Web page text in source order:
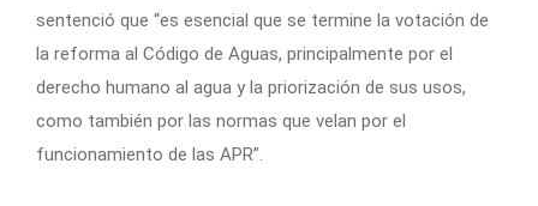
sentenció que “es esencial que se termine la votación de
la reforma al Código de Aguas, principalmente por el
derecho humano al agua y la priorización de sus usos,
como también por las normas que velan por el
funcionamiento de las APR”.